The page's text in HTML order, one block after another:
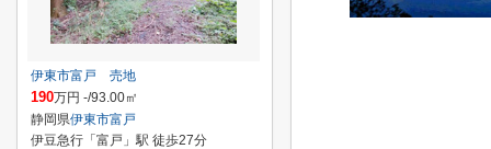
伊東市富戸 売地
190万円 -/93.00㎡
静岡県伊東市富戸
伊豆急行「富戸」駅 徒歩27分